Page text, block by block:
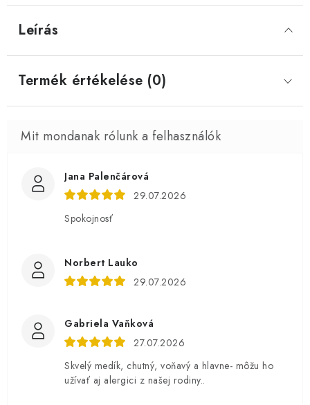
Leírás
Termék értékelése (0)
Jana Palenčárová
29.07.2026
Spokojnosť
Norbert Lauko
29.07.2026
Gabriela Vaňková
27.07.2026
Skvelý medík, chutný, voňavý a hlavne- môžu ho
užívať aj alergici z našej rodiny..